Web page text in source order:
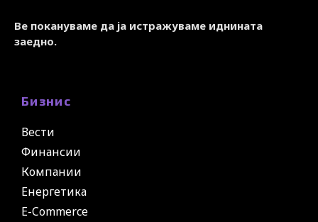
Ве покануваме да ја истражуваме иднината
заедно.
Бизнис
Вести
Финансии
Компании
Енергетика
E-Commerce